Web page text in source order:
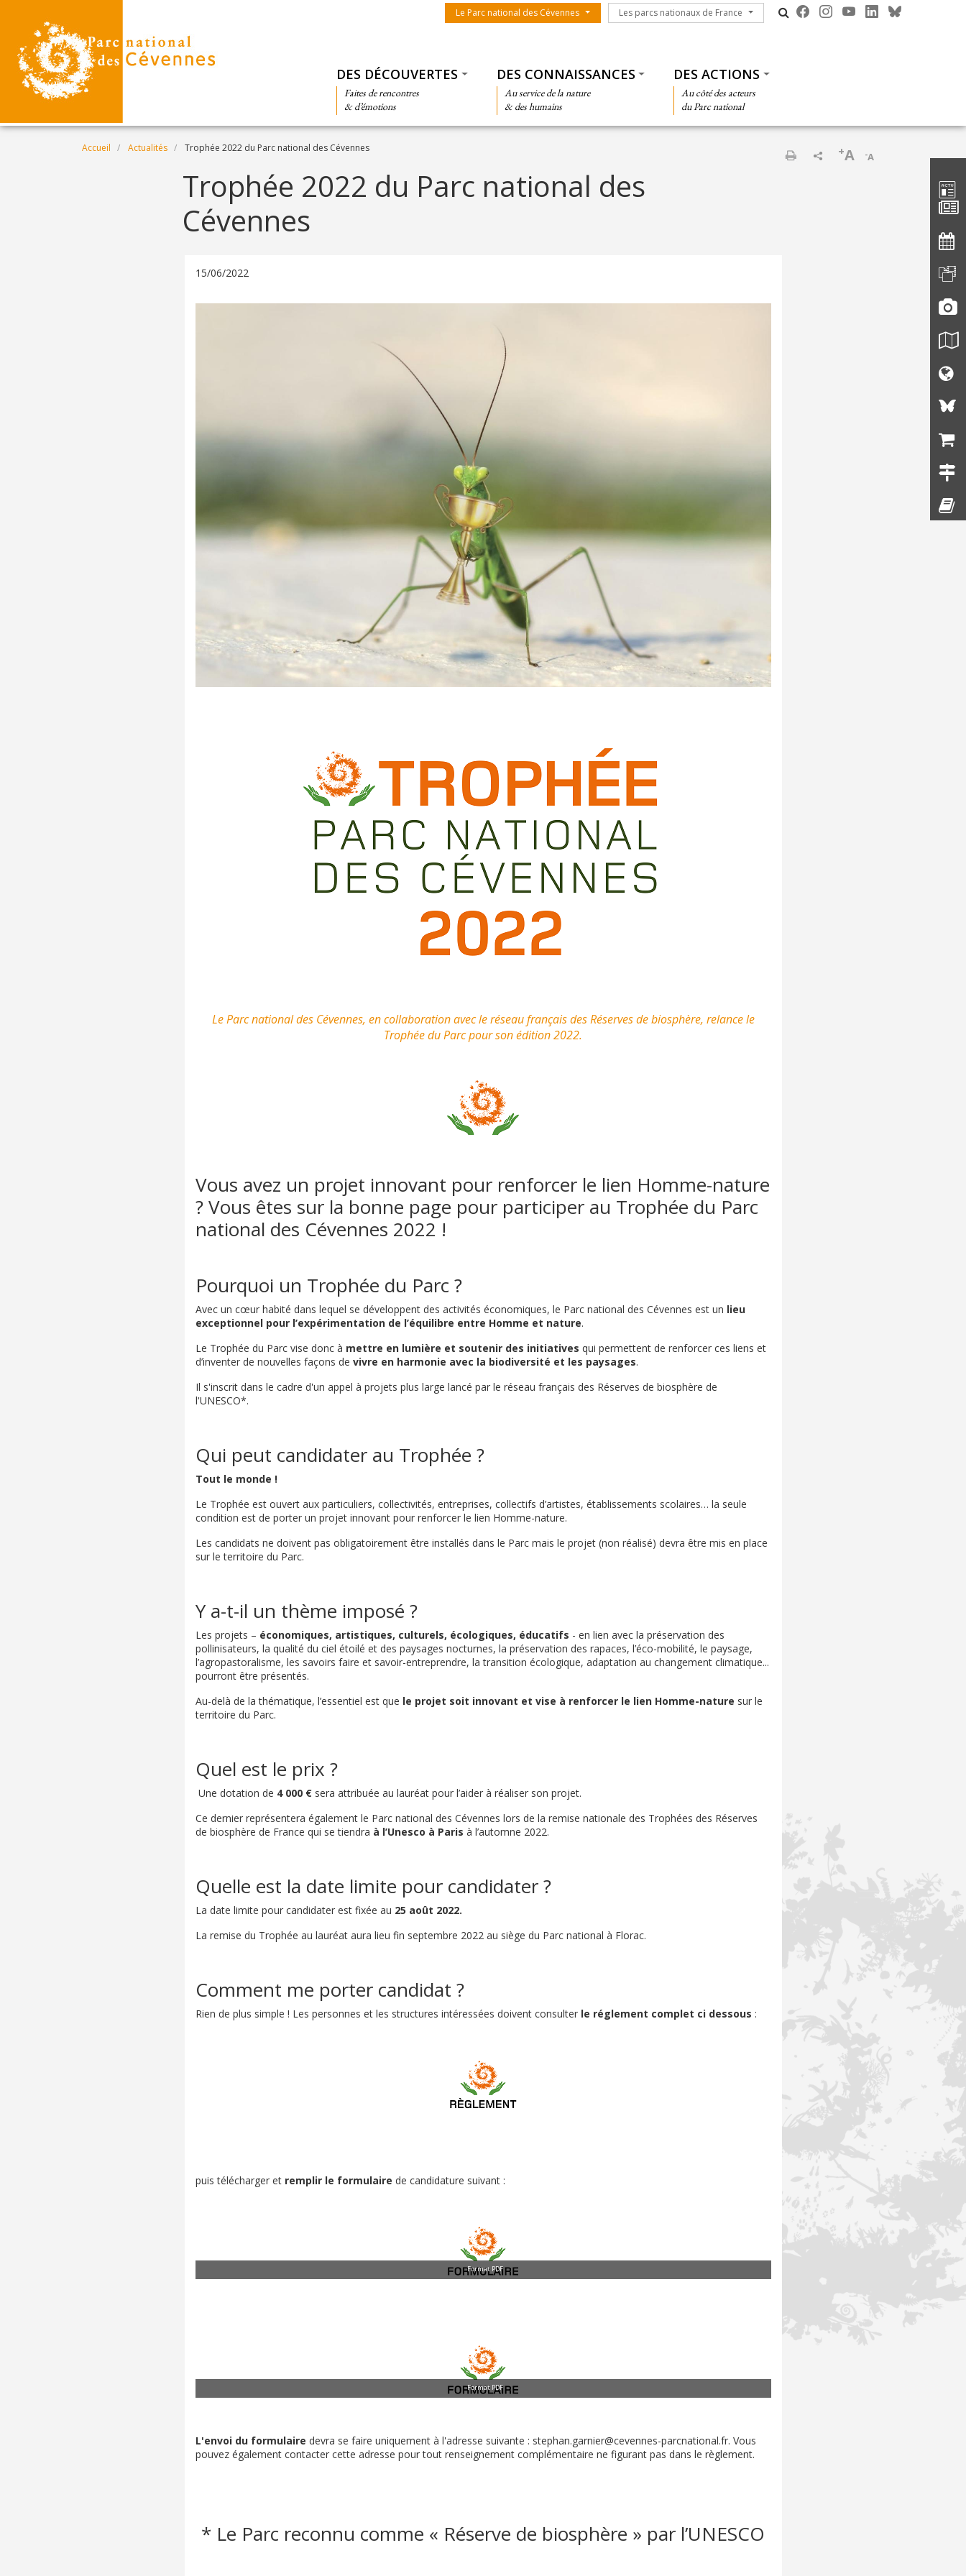
Menu du parc
Le Parc national des Cévennes Les parcs nationaux de France
Les parcs nationaux de France
DES DÉCOUVERTES
Faites de rencontres
& d’émotions
DES CONNAISSANCES
Au service de la nature
& des humains
DES ACTIONS
Au côté des acteurs
du Parc national
Fil d'Ariane
Accueil Actualités Trophée 2022 du Parc national des Cévennes
-A
+A
Trophée 2022 du Parc national des
Cévennes
15/06/2022
Le Parc national des Cévennes, en collaboration avec le réseau français desRéserves de biosphère, relance le
Trophée du Parc pour son édition 2022.
Vous avez un projet innovant pour renforcer le lien Homme-nature
? Vous êtes sur la bonne page pour participer au Trophée du Parc
national des Cévennes 2022 !
Pourquoi un Trophée du Parc ?
Avec un cœur habité dans lequel se développent des activités économiques, le Parc national des Cévennes est un lieu
exceptionnel pour l’expérimentation de l’équilibre entre Homme et nature.
Le Trophée du Parc vise donc à mettre en lumière et soutenir des initiatives qui permettent de renforcer ces liens et
d’inventer de nouvelles façons de vivre en harmonie avec la biodiversité et les paysages.
Il s'inscrit dans le cadre d'un appel à projets plus large lancé par le réseau français des Réserves de biosphère de
l'UNESCO*.
Qui peut candidater au Trophée ?
Tout le monde !
Le Trophée est ouvert aux particuliers, collectivités, entreprises, collectifs d’artistes, établissements scolaires… la seule
condition est de porter un projet innovant pour renforcer le lien Homme-nature.
Les candidats ne doivent pas obligatoirement être installés dans le Parc mais le projet (non réalisé) devra être mis en place
sur le territoire du Parc.
Y a-t-il un thème imposé ?
Les projets – économiques, artistiques, culturels, écologiques, éducatifs - en lien avec la préservation des
pollinisateurs, la qualité du ciel étoilé et des paysages nocturnes, la préservation des rapaces, l’éco-mobilité, le paysage,
l’agropastoralisme, les savoirs faire et savoir-entreprendre, la transition écologique, adaptation au changement climatique...
pourront être présentés.
Au-delà de la thématique, l’essentiel est que le projet soit innovant et vise à renforcer le lien Homme-nature sur le
territoire du Parc.
Quel est le prix ?
Une dotation de 4 000 €sera attribuée au lauréat pour l’aider à réaliser son projet.
Ce dernier représentera également le Parc national des Cévennes lors de la remise nationale des Trophées des Réserves
de biosphère de France qui se tiendra à l’Unesco à Paris à l’automne 2022.
Quelle est la date limite pour candidater ?
La date limite pour candidater est fixée au 25 août 2022.
La remise du Trophée au lauréat aura lieu fin septembre 2022 au siège du Parc national à Florac.
Comment me porter candidat ?
Rien de plus simple ! Les personnes et les structures intéressées doivent consulter le réglement complet ci dessous :
puis télécharger et remplir le formulaire de candidature suivant :
Format PDF
Format PDF
L'envoi du formulaire devra se faire uniquement à l'adresse suivante : stephan.garnier@cevennes-parcnational.fr. Vous
pouvez également contacter cette adresse pour tout renseignement complémentaire ne figurant pas dans le règlement.
* Le Parc reconnu comme « Réserve de biosphère » par l’UNESCO